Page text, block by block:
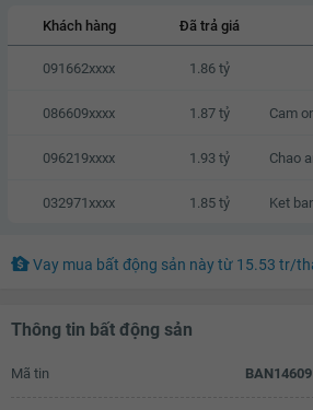
Khách hàng Đã trả giá
091662xxxx 1.86 tỷ
086609xxxx 1.87 tỷ Cam
096219xxxx 1.93 tỷ
032971xxxx 1.85 tỷ
Vay mua bất động sản nàytừ 15.53 tr/
Thông tin bất động sản
Mã tin BAN14609